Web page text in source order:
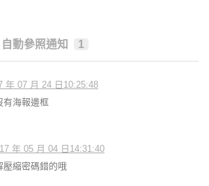
自動參照通知 1
年 07 月 24 日10:25:48
有海報邊框
年 05 月 04 日14:31:40
壓縮密碼錯的哦